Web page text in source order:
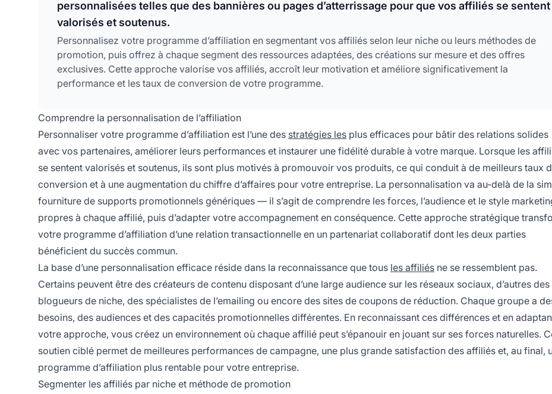
personnalisées telles que des bannières ou pages d’atterrissage pour que vos affiliés se sentent
valorisés et soutenus.
Personnalisez votre programme d’affiliation en segmentant vos affiliés selon leur niche ou leurs méthodes de
promotion, puis offrez à chaque segment des ressources adaptées, des créations sur mesure et des offres
exclusives. Cette approche valorise vos affiliés, accroît leur motivation et améliore significativement la
performance et les taux de conversion de votre programme.
Comprendre la personnalisation de l’affiliation
Personnaliser votre programme d’affiliation est l’une des stratégies les plus efficaces pour bâtir des relations solides
avec vos partenaires, améliorer leurs performances et instaurer une fidélité durable à votre marque. Lorsque les
se sentent valorisés et soutenus, ils sont plus motivés à promouvoir vos produits, ce qui conduit à de meilleurs taux
conversion et à une augmentation du chiffre d’affaires pour votre entreprise. La personnalisation va au-delà de la
fourniture de supports promotionnels génériques — il s’agit de comprendre les forces, l’audience et le style
propres à chaque affilié, puis d’adapter votre accompagnement en conséquence. Cette approche stratégique
votre programme d’affiliation d’une relation transactionnelle en un partenariat collaboratif dont les deux parties
bénéficient du succès commun.
La base d’une personnalisation efficace réside dans la reconnaissance que tous les affiliés ne se ressemblent pas.
Certains peuvent être des créateurs de contenu disposant d’une large audience sur les réseaux sociaux, d’autres des
blogueurs de niche, des spécialistes de l’emailing ou encore des sites de coupons de réduction. Chaque groupe a
besoins, des audiences et des capacités promotionnelles différentes. En reconnaissant ces différences et en
votre approche, vous créez un environnement où chaque affilié peut s’épanouir en jouant sur ses forces naturelles.
soutien ciblé permet de meilleures performances de campagne, une plus grande satisfaction des affiliés et, au final,
programme d’affiliation plus rentable pour votre entreprise.
Segmenter les affiliés par niche et méthode de promotion